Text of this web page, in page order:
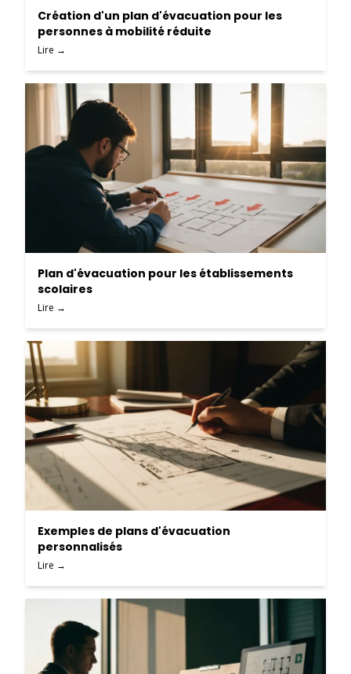
Création d'un plan d'évacuation pour les
personnes à mobilité réduite
Lire →
Plan d'évacuation pour les établissements
scolaires
Lire →
Exemples de plans d'évacuation
personnalisés
Lire →